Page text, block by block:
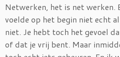
Netwerken, het is net werken.
voelde op het begin niet echt
niet. Je hebt toch het gevoel
of dat je vrij bent. Maar